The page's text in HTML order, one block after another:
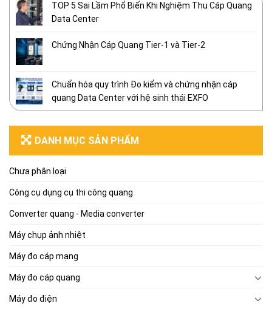
TOP 5 Sai Lầm Phổ Biến Khi Nghiệm Thu Cáp Quang
Data Center
Chứng Nhận Cáp Quang Tier-1 và Tier-2
Chuẩn hóa quy trình Đo kiểm và chứng nhận cáp
quang Data Center với hệ sinh thái EXFO
DANH MỤC SẢN PHẨM
Chưa phân loại
Công cụ dụng cụ thi công quang
Converter quang - Media converter
Máy chụp ảnh nhiệt
Máy đo cáp mạng
Máy đo cáp quang
Máy đo điện